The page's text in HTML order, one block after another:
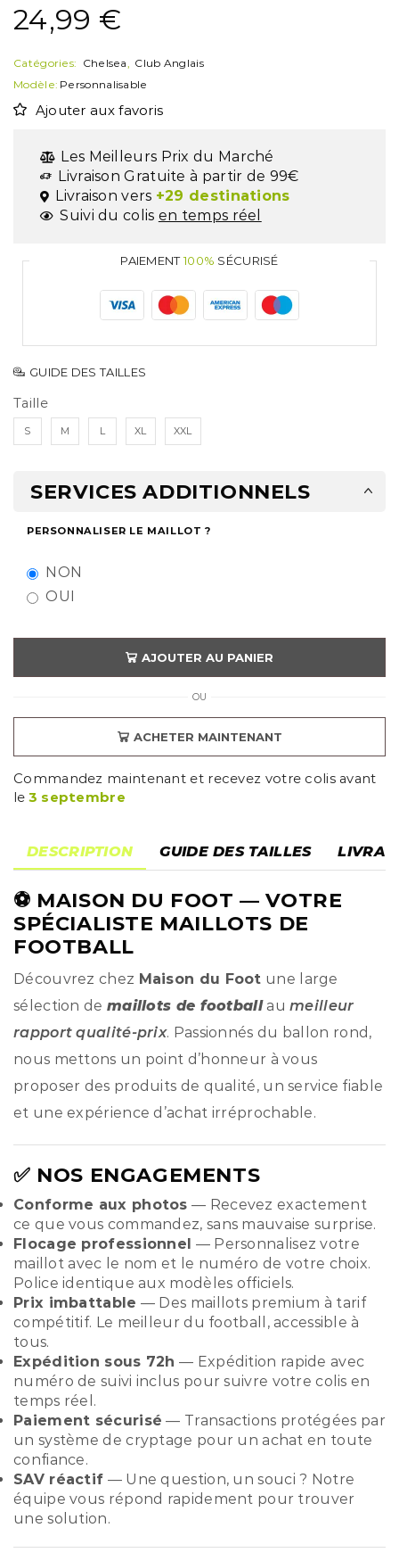
24,99 €
Catégories: Chelsea, Club Anglais
Modèle: Personnalisable
Ajouter aux favoris
Les Meilleurs Prix du Marché
Livraison Gratuite à partir de 99€
Livraison vers +29 destinations
Suivi du colis en temps réel
PAIEMENT100% SÉCURISÉ
GUIDE DES TAILLES
Taille
S M L XL XXL
SERVICES ADDITIONNELS
PERSONNALISER LE MAILLOT ?
NON
OUI
AJOUTER AU PANIER
OU
ACHETER MAINTENANT
Commandez maintenant et recevez votre colis avant
le 3 septembre
DESCRIPTION GUIDE DES TAILLES
⚽ MAISON DU FOOT — VOTRE
SPÉCIALISTE MAILLOTS DE
FOOTBALL
Découvrez chez Maison du Foot une large
sélection de maillots de footballaumeilleur
rapport qualité-prix. Passionnés du ballon rond,
nous mettons un point d’honneur à vous
proposer des produits de qualité, un service fiable
et une expérience d’achat irréprochable.
✅ NOS ENGAGEMENTS
Conforme aux photos — Recevez exactement
ce que vous commandez, sans mauvaise surprise.
Flocage professionnel — Personnalisez votre
maillot avec le nom et le numéro de votre choix.
Police identique aux modèles officiels.
Prix imbattable — Des maillots premium à tarif
compétitif. Le meilleur du football, accessible à
tous.
Expédition sous 72h — Expédition rapide avec
numéro de suivi inclus pour suivre votre colis en
temps réel.
Paiement sécurisé — Transactions protégées par
un système de cryptage pour un achat en toute
confiance.
SAV réactif — Une question, un souci ? Notre
équipe vous répond rapidement pour trouver
une solution.